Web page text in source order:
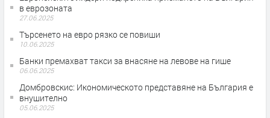
в еврозоната
27.06.2025
Търсенето на евро рязко се повиши
10.06.2025
Банки премахват такси за внасяне на левове на гише
06.06.2025
Домбровскис: Икономическото представяне на България е
внушително
05.06.2025